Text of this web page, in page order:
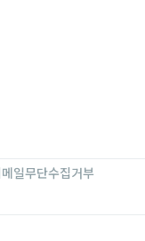
일무단수집거부